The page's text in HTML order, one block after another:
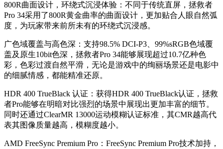
800R曲面设计，环绕式沉浸体验：不同于传统直屏，拯救者
Pro 34采用了800R黄金曲率的曲面设计，更加贴合人眼自然弧
度，为玩家带来前所未有的环绕式沉浸感。
广色域覆盖与高色深：支持98.5% DCI-P3、99%sRGB色域覆
盖及原生10bit色深，拯救者Pro 34能够展现超过10.7亿种色
彩，色彩过渡自然平滑，无论是游戏中的绚丽场景还是电影中
的细腻情感，都能精准还原。
HDR 400 TrueBlack 认证：获得HDR 400 TrueBlack认证，拯救
者Pro能够在明暗对比强烈的场景中展现出更加丰富的细节。
同时还通过ClearMR 13000运动模糊认证标准，其CMR越高代
表其图像质量越高，模糊度越小。
AMD FreeSync Premium Pro：FreeSync Premium Pro技术加持，